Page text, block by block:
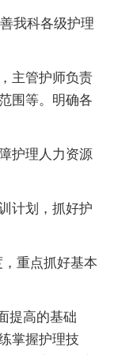
我科各级护理
主管护师负责
围等。明确各
护理人力资源
计划，抓好护
重点抓好基本
提高的基础
掌握护理技